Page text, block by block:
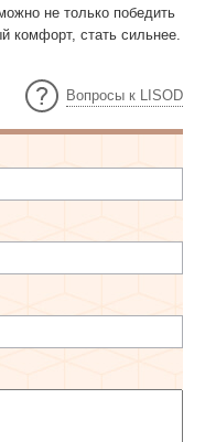
не только победить
комфорт, стать сильнее.
Вопросы к LISOD